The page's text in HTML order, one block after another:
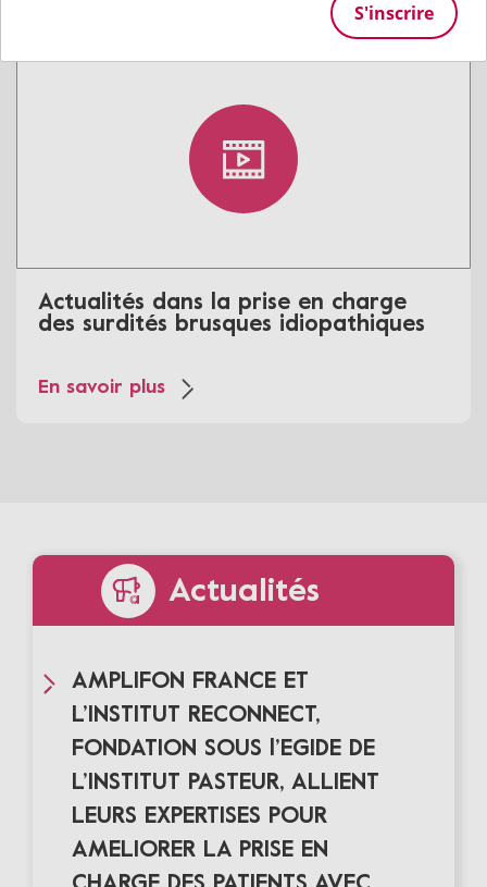
Actualités dans la prise en charge
des surdités brusques idiopathiques
En savoir plus
Actualités
AMPLIFON FRANCE ET
L’INSTITUT RECONNECT,
FONDATION SOUS l’EGIDE DE
L’INSTITUT PASTEUR, ALLIENT
LEURS EXPERTISES POUR
AMELIORER LA PRISE EN
S'inscrire